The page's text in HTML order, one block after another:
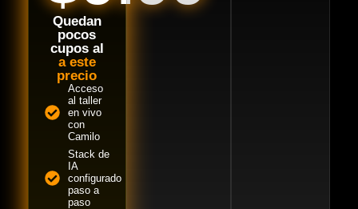
Quedan
pocos
cupos al
a este
precio
Acceso
al taller
en vivo
con
Camilo
Stack de
IA
configurado
paso a
paso